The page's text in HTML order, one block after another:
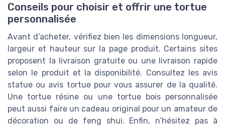
Conseils pour choisir et offrir une tortue
personnalisée
Avant d’acheter, vérifiez bien les dimensions longueur,
largeur et hauteur sur la page produit. Certains sites
proposent la livraison gratuite ou une livraison rapide
selon le produit et la disponibilité. Consultez les avis
statue ou avis tortue pour vous assurer de la qualité.
Une tortue résine ou une tortue bois personnalisée
peut aussi faire un cadeau original pour un amateur de
décoration ou de feng shui. Enfin, n’hésitez pas à